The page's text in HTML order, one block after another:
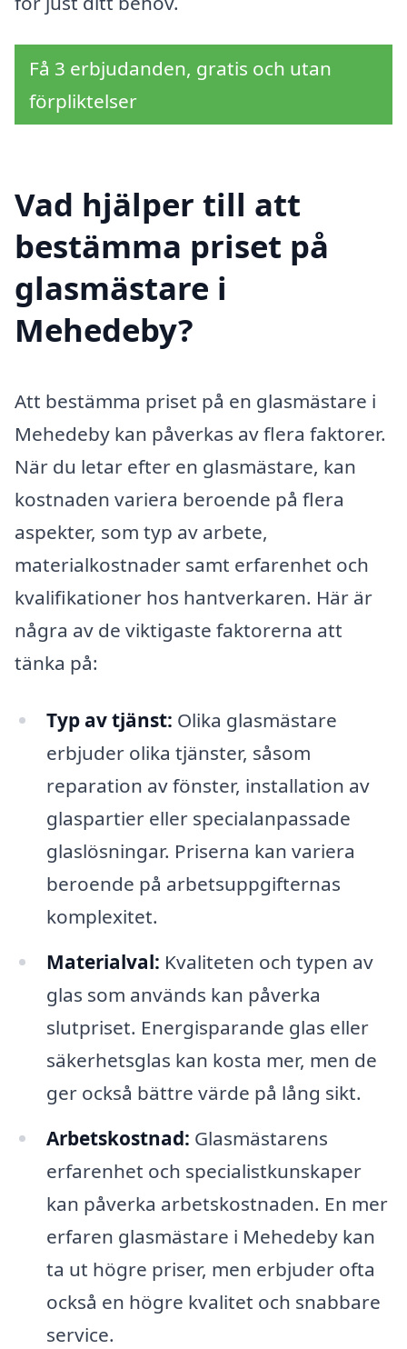
Få 3 erbjudanden, gratis och utan
förpliktelser
Vad hjälper till att
bestämma priset på
glasmästare i
Mehedeby?
Att bestämma priset på en glasmästare i
Mehedeby kan påverkas av flera faktorer.
När du letar efter en glasmästare, kan
kostnaden variera beroende på flera
aspekter, som typ av arbete,
materialkostnader samt erfarenhet och
kvalifikationer hos hantverkaren. Här är
några av de viktigaste faktorerna att
tänka på:
Typ av tjänst: Olika glasmästare
erbjuder olika tjänster, såsom
reparation av fönster, installation av
glaspartier eller specialanpassade
glaslösningar. Priserna kan variera
beroende på arbetsuppgifternas
komplexitet.
Materialval: Kvaliteten och typen av
glas som används kan påverka
slutpriset. Energisparande glas eller
säkerhetsglas kan kosta mer, men de
ger också bättre värde på lång sikt.
Arbetskostnad: Glasmästarens
erfarenhet och specialistkunskaper
kan påverka arbetskostnaden. En mer
erfaren glasmästare i Mehedeby kan
ta ut högre priser, men erbjuder ofta
också en högre kvalitet och snabbare
service.